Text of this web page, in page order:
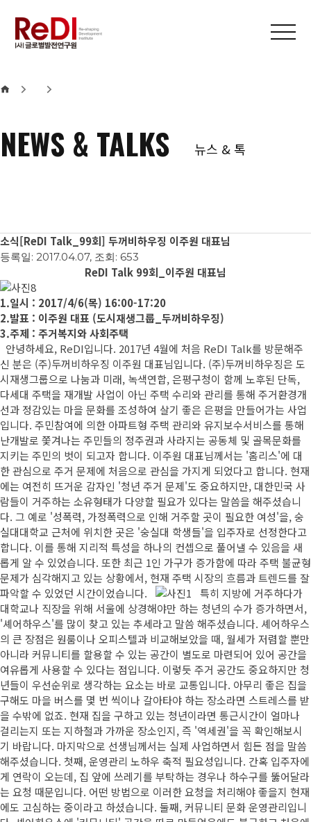
NEWS & TALKS 뉴스 & 톡
소식[ReDI Talk_99회] 두꺼비하우징 이주원 대표님
등록일: 2017.04.07, 조회: 653
ReDI Talk 99회_이주원 대표님
1.일시 : 2017/4/6(목) 16:00-17:20
2.발표 : 이주원 대표 (도시재생그룹_두꺼비하우징)
3.주제 : 주거복지와 사회주택
안녕하세요, ReDI입니다. 2017년 4월에 처음 ReDI Talk를 방문해주
신 분은 (주)두꺼비하우징 이주원 대표님입니다. (주)두꺼비하우징은 도
시재생그룹으로 나눔과 미래, 녹색연합, 은평구청이 함께 노후된 단독,
다세대 주택을 재개발 사업이 아닌 주택 수리와 관리를 통해 주거환경개
선과 정감있는 마을 문화를 조성하여 살기 좋은 은평을 만들어가는 사업
입니다. 주민참여에 의한 아파트형 주택 관리와 유지보수서비스를 통해
난개발로 쫓겨나는 주민들의 정주권과 사라지는 공동체 및 골목문화를
지키는 주민의 벗이 되고자 합니다. 이주원 대표님께서는 '홈리스'에 대
한 관심으로 주거 문제에 처음으로 관심을 가지게 되었다고 합니다. 현재
에는 여전히 뜨거운 감자인 '청년 주거 문제'도 중요하지만, 대한민국 사
람들이 거주하는 소유형태가 다양할 필요가 있다는 말씀을 해주셨습니
다. 그 예로 '성폭력, 가정폭력으로 인해 거주할 곳이 필요한 여성'을, 숭
실대대학교 근처에 위치한 곳은 '숭실대 학생들'을 입주자로 선정한다고
합니다. 이를 통해 지리적 특성을 하나의 컨셉으로 풀어낼 수 있음을 새
롭게 알 수 있었습니다. 또한 최근 1인 가구가 증가함에 따라 주택 불균형
문제가 심각해지고 있는 상황에서, 현재 주택 시장의 흐름과 트렌드를 잘
파악할 수 있었던 시간이었습니다.
특히 지방에 거주하다가
대학교나 직장을 위해 서울에 상경해야만 하는 청년의 수가 증가하면서,
'셰어하우스'를 많이 찾고 있는 추세라고 말씀 해주셨습니다. 셰어하우스
의 큰 장점은 원룸이나 오피스텔과 비교해보았을 때, 월세가 저렴할 뿐만
아니라 커뮤니티를 할용할 수 있는 공간이 별도로 마련되어 있어 공간을
여유롭게 사용할 수 있다는 점입니다. 이렇듯 주거 공간도 중요하지만 청
년들이 우선순위로 생각하는 요소는 바로 교통입니다. 아무리 좋은 집을
구해도 마을 버스를 몇 번 씩이나 갈아타야 하는 장소라면 스트레스를 받
을 수밖에 없죠. 현재 집을 구하고 있는 청년이라면 통근시간이 얼마나
걸리는지 또는 지하철과 가까운 장소인지, 즉 '역세권'을 꼭 확인해보시
기 바랍니다. 마지막으로 선생님께서는 실제 사업하면서 힘든 점을 말씀
해주셨습니다. 첫째, 운영관리 노하우 축적 필요성입니다. 간혹 입주자에
게 연락이 오는데, 집 앞에 쓰레기를 부탁하는 경우나 하수구를 뚫어달라
는 요청 때문입니다. 어떤 방법으로 이러한 요청을 처리해야 좋을지 현재
에도 고심하는 중이라고 하셨습니다. 둘째, 커뮤니티 문화 운영관리입니